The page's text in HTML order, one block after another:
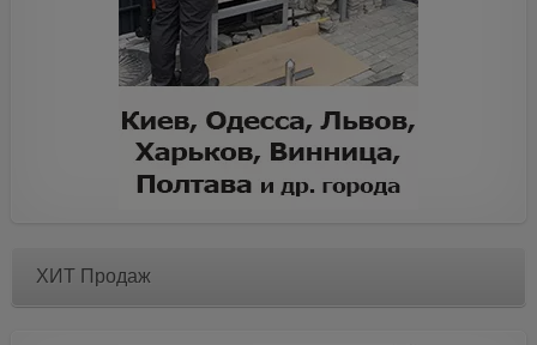
ХИТ Продаж